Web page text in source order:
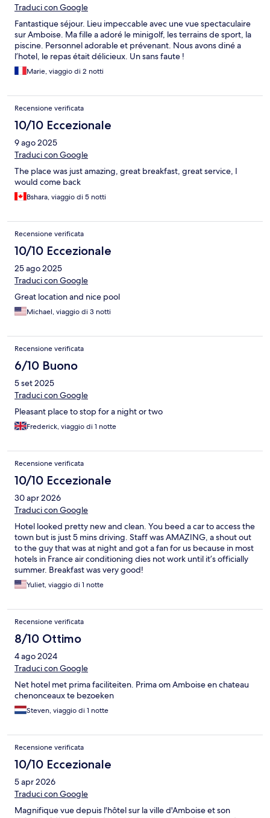
Traduci con Google
Fantastique séjour. Lieu impeccable avec une vue spectaculaire
sur Amboise. Ma fille a adoré le minigolf, les terrains de sport, la
piscine. Personnel adorable et prévenant. Nous avons diné a
l’hotel, le repas était délicieux. Un sans faute !
Marie, viaggio di 2 notti
Recensione verificata
10/10 Eccezionale
9 ago 2025
Traduci con Google
The place was just amazing, great breakfast, great service, I
would come back
Bshara, viaggio di 5 notti
Recensione verificata
10/10 Eccezionale
25 ago 2025
Traduci con Google
Great location and nice pool
Michael, viaggio di 3 notti
Recensione verificata
6/10 Buono
5 set 2025
Traduci con Google
Pleasant place to stop for a night or two
Frederick, viaggio di 1 notte
Recensione verificata
10/10 Eccezionale
30 apr 2026
Traduci con Google
Hotel looked pretty new and clean. You beed a car to access the
town but is just 5 mins driving. Staff was AMAZING, a shout out
to the guy that was at night and got a fan for us because in most
hotels in France air conditioning dies not work until it’s officially
summer. Breakfast was very good!
Yuliet, viaggio di 1 notte
Recensione verificata
8/10 Ottimo
4 ago 2024
Traduci con Google
Net hotel met prima faciliteiten. Prima om Amboise en chateau
chenonceaux te bezoeken
Steven, viaggio di 1 notte
Recensione verificata
10/10 Eccezionale
5 apr 2026
Traduci con Google
Magnifique vue depuis l'hôtel sur la ville d'Amboise et son